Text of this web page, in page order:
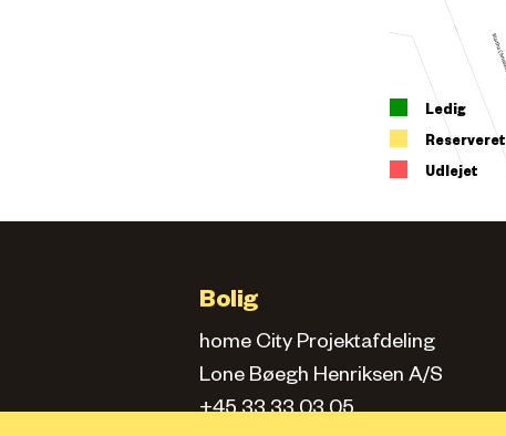
Ledig
Reserveret
Udlejet
Bolig
home City Projektafdeling
Lone Bøegh Henriksen A/S
+45 33 33 03 05